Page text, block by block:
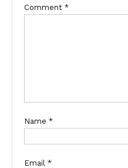
Comment *
Name *
Email *